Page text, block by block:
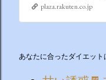
plaza.rakuten.co.jp
あなたに合ったダイエット